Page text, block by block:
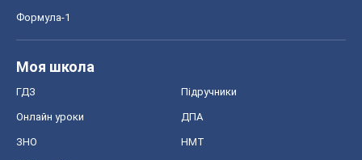
Формула-1
Моя школа
ГДЗ Підручники
Онлайн уроки ДПА
ЗНО НМТ